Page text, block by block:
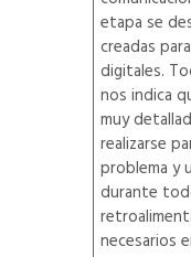
etapa se
creadas
digitales.
nos indica
muy
realizarse
problema y
durante
necesarios